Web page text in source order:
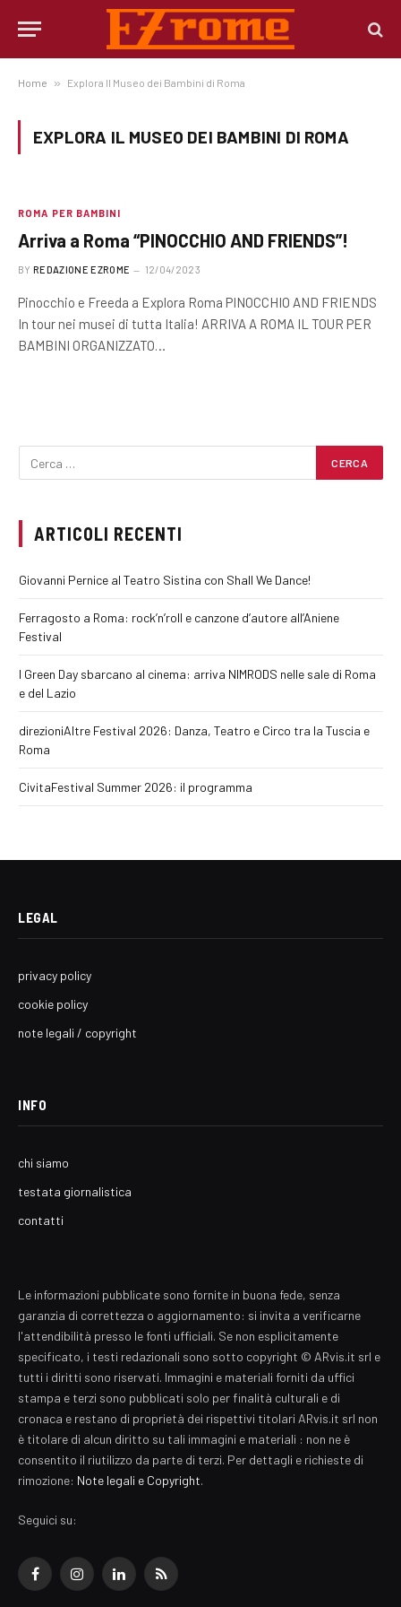
Home » Explora Il Museo dei Bambini di Roma
EXPLORA IL MUSEO DEI BAMBINI DI ROMA
ROMA PER BAMBINI
Arriva a Roma “PINOCCHIO AND FRIENDS”!
BY REDAZIONE EZROME 12/04/2023
Pinocchio e Freeda a Explora Roma PINOCCHIO AND FRIENDS
In tour nei musei di tutta Italia! ARRIVA A ROMA IL TOUR PER
BAMBINI ORGANIZZATO…
ARTICOLI RECENTI
Giovanni Pernice al Teatro Sistina con Shall We Dance!
Ferragosto a Roma: rock’n’roll e canzone d’autore all’Aniene
Festival
I Green Day sbarcano al cinema: arriva NIMRODS nelle sale di Roma
e del Lazio
direzioniAltre Festival 2026: Danza, Teatro e Circo tra la Tuscia e
Roma
CivitaFestival Summer 2026: il programma
LEGAL
privacy policy
cookie policy
note legali / copyright
INFO
chi siamo
testata giornalistica
contatti
Le informazioni pubblicate sono fornite in buona fede, senza
garanzia di correttezza o aggiornamento: si invita a verificarne
l'attendibilità presso le fonti ufficiali. Se non esplicitamente
specificato, i testi redazionali sono sotto copyright © ARvis.it srl e
tutti i diritti sono riservati. Immagini e materiali forniti da uffici
stampa e terzi sono pubblicati solo per finalità culturali e di
cronaca e restano di proprietà dei rispettivi titolari ARvis.it srl non
è titolare di alcun diritto su tali immagini e materiali : non ne è
consentito il riutilizzo da parte di terzi. Per dettagli e richieste di
rimozione: Note legali e Copyright.
Seguici su:
FacebookInstagramLinkedInRSS